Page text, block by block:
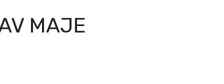
MAJE